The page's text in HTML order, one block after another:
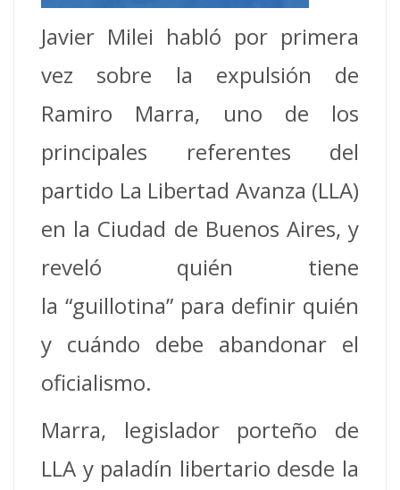
Javier Milei habló por primera
vez sobre la expulsión de
Ramiro Marra, uno de los
principales referentes del
partido La Libertad Avanza (LLA)
en la Ciudad de Buenos Aires, y
reveló quién tiene
la “guillotina” para definir quién
y cuándo debe abandonar el
oficialismo.
Marra, legislador porteño de
LLA y paladín libertario desde la